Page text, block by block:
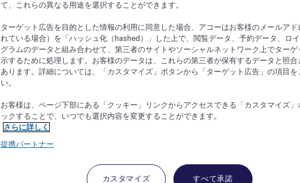
て、これらの異なる用途を選択することができます。
ターゲット広告を目的とした情報の利用に同意した場合、アコーはお客様のメールアド
れている場合）を「ハッシュ化（hashed）」した上で、閲覧データ、予約データ、ロ
グラムのデータと組み合わせて、第三者のサイトやソーシャルネットワーク上でター
示するために処理します。お客様のデータは、これらの第三者が保有するデータと照合
あります。詳細については、「カスタマイズ」ボタンから「ターゲット広告」の項目を
い。
お客様は、ページ下部にある「クッキー」リンクからアクセスできる「カスタマイズ」
ックすることで、いつでも選択内容を変更することができます。
さらに詳しく
提携パートナー
カスタマイズ すべて承諾